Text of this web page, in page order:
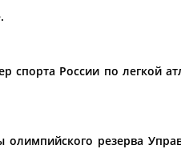
Не выбран
спорта России по легкой
резерва